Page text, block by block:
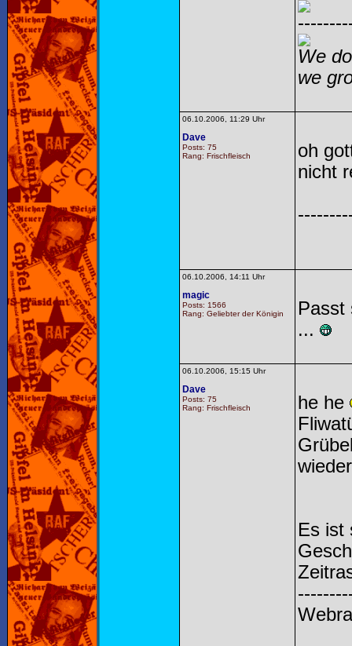
We
we
06.10.2006, 11:29 Uhr
Dave
Posts: 75
Rang: Frischfleisch
oh
nicht
06.10.2006, 14:11 Uhr
magic
Posts: 1566
Rang: Geliebter der Königin
Passt
...
06.10.2006, 15:15 Uhr
Dave
Posts: 75
Rang: Frischfleisch
he he
Es ist